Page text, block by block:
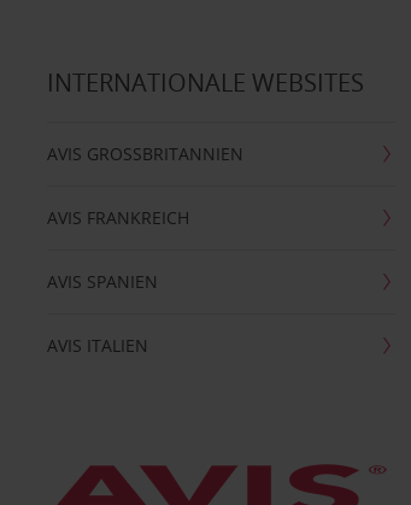
INTERNATIONALE WEBSITES
AVIS GROSSBRITANNIEN
AVIS FRANKREICH
AVIS SPANIEN
AVIS ITALIEN